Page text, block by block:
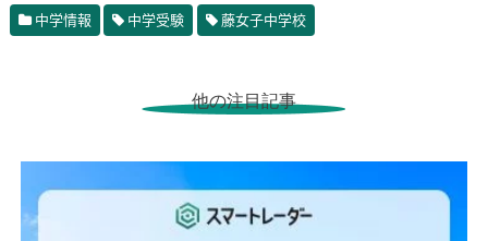
中学情報 中学受験 藤女子中学校
他の注目記事